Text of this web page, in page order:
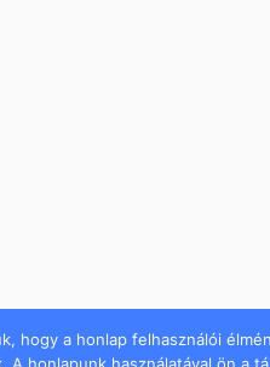
hogy a honlap felhasználói